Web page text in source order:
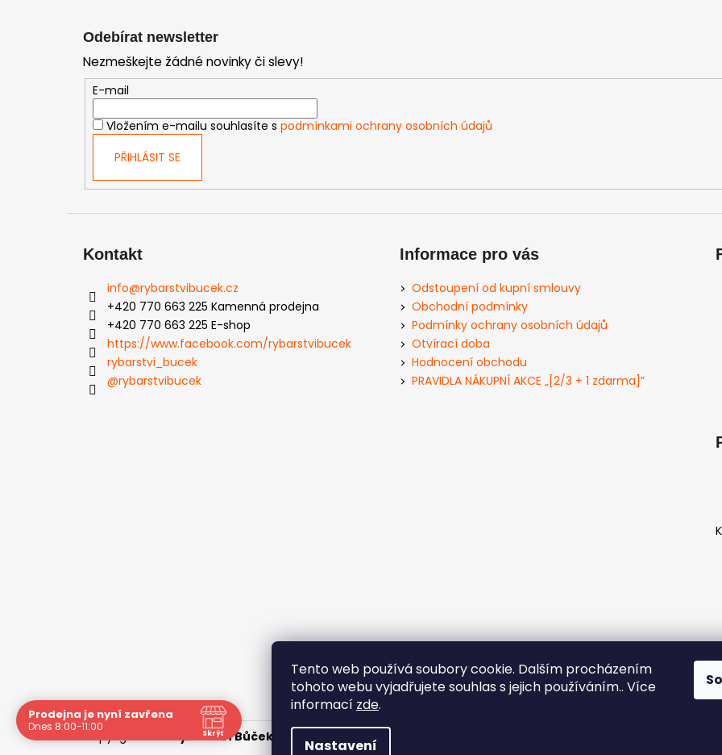
Tento web používá soubory cookie. Dalším procházením
tohoto webu vyjadřujete souhlas s jejich používáním.. Více
informací zde.
Nastavení
Odebírat newsletter
Nezmeškejte žádné novinky či slevy!
E-mail
Vložením e-mailu souhlasíte s podmínkami ochrany osobních údajů
PŘIHLÁSIT SE
Kontakt
info@rybarstvibucek.cz
+420 770 663 225 Kamenná prodejna
+420 770 663 225 E-shop
https://www.facebook.com/rybarstvibucek
rybarstvi_bucek
@rybarstvibucek
Informace pro vás
Odstoupení od kupní smlouvy
Obchodní podmínky
Podmínky ochrany osobních údajů
Otvírací doba
Hodnocení obchodu
PRAVIDLA NÁKUPNÍ AKCE „[2/3 + 1 zdarma]”
Copyright 2026Rybářství Bůček . Všechna práva vyhrazena.
Prodejna je nyní zavřena
Dnes 8:00-11:00 Skrýt